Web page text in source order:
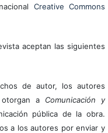
Creative Commons
aceptan las siguientes
de autor, los autores
a Comunicación y
pública de la obra.
a los autores por enviar y